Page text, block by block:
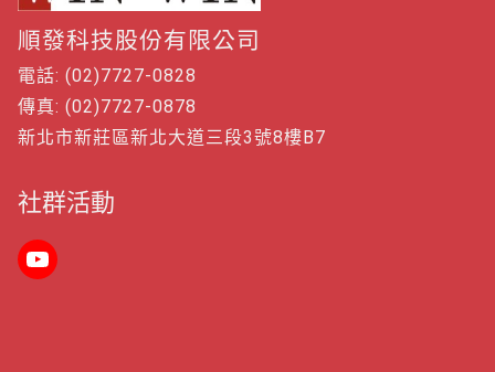
順發科技股份有限公司
電話: (02)7727-0828
傳真: (02)7727-0878
新北市新莊區新北大道三段3號8樓B7
社群活動